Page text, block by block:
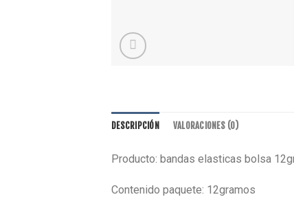
DESCRIPCIÓN VALORACIONES (0)
Producto: bandas elasticas bolsa
Contenido paquete: 12gramos